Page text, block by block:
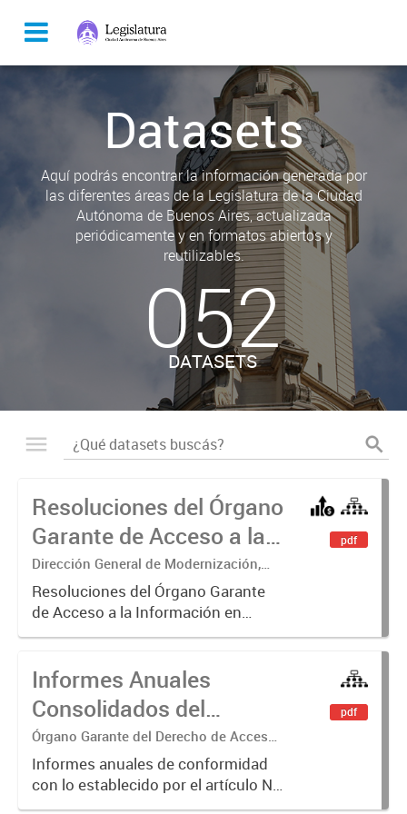
Datasets
Aquí podrás encontrar la información generada por
las diferentes áreas de la Legislatura de la Ciudad
Autónoma de Buenos Aires, actualizada
periódicamente y en formatos abiertos y
reutilizables.
052
DATASETS
Resoluciones del Órgano
Garante de Acceso a la
Información
Dirección General de Modernización,
Sustentabilidad y Fortalecimiento
Institucional
Resoluciones del Órgano Garante
de Acceso a la Información en
ejercicio de las facultades
35 de la Ley N° 104 y su
modificatoria.
pdf
Informes Anuales
Consolidados del
Órgano Garante del
Derecho de Acceso a la
Información
Órgano Garante del Derecho de Acceso
a la Información
Informes anuales de conformidad
con lo establecido por el artículo N°
26 inc. b de la Ley N° 104
pdf